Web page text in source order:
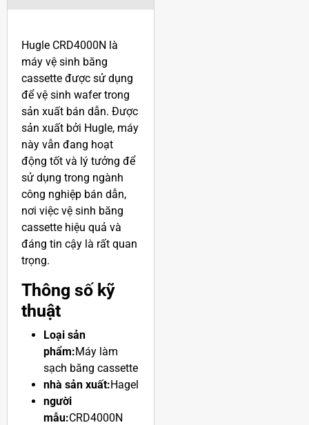
Mô tả sản phẩm
Hugle CRD4000N là
máy vệ sinh băng
cassette được sử dụng
để vệ sinh wafer trong
sản xuất bán dẫn. Được
sản xuất bởi Hugle, máy
này vẫn đang hoạt
động tốt và lý tưởng để
sử dụng trong ngành
công nghiệp bán dẫn,
nơi việc vệ sinh băng
cassette hiệu quả và
đáng tin cậy là rất quan
Thông số kỹ
thuật
Loại sản
phẩm:Máy làm
sạch băng cassette
nhà sản xuất:
người